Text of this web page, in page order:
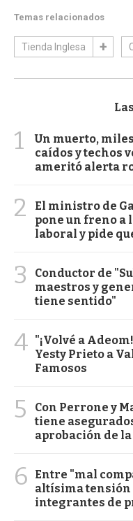
Temas relacionados
Tienda Inglesa
1
Un muerto,
caídos y techos
ameritó alerta
2
El ministro de
pone un freno a
laboral y pide
3
Conductor de
maestros y
tiene sentido"
4 "¡Volvé a
Yesty Prieto a
Famosos
5
Con Perrone y
tiene
aprobación de
6
Entre "mal
altísima tensión
integrantes de